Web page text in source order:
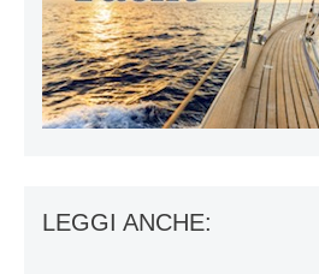
LEGGI ANCHE: